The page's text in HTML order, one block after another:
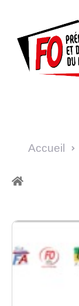
Accueil